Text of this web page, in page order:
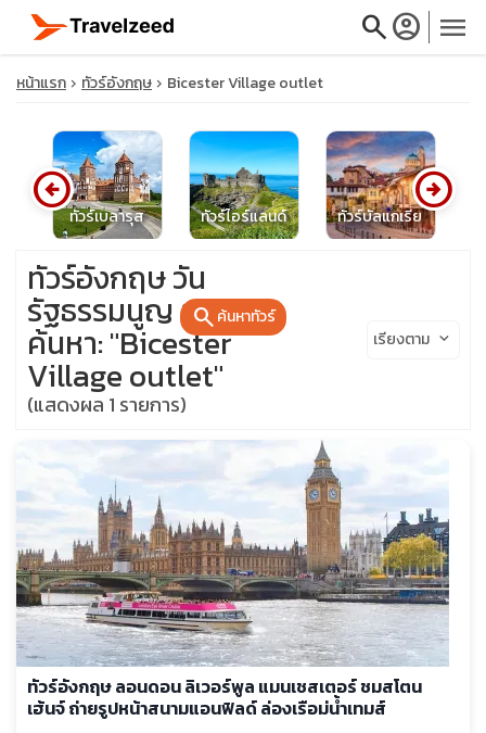
searchaccount_circle menu
close
travel_explore
calendar_month
search
หน้าแรก ทัวร์อังกฤษ Bicester Village outlet
ทัวร์เบลารุส ทัวร์ไอร์แลนด์ ทัวร์บัลแกเรีย
arrow_circle_left arrow_circle_right
searchค้นหาทัวร์
ทัวร์อังกฤษ วัน
รัฐธรรมนูญ ผลการ
ค้นหา: "Bicester
Village outlet"
(แสดงผล 1 รายการ)
เรียงตาม keyboard_arrow_down
ทัวร์อังกฤษ ลอนดอน ลิเวอร์พูล แมนเชสเตอร์ ชมสโตน
เฮ้นจ์ ถ่ายรูปหน้าสนามแอนฟิลด์ ล่องเรือม่น้ำเทมส์